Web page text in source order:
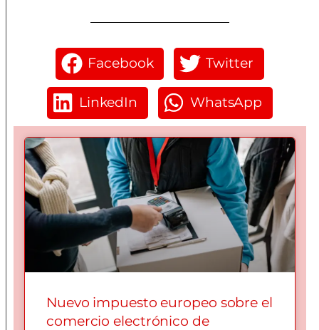
Facebook Twitter
LinkedIn WhatsApp
Nuevo impuesto europeo sobre el
comercio electrónico de